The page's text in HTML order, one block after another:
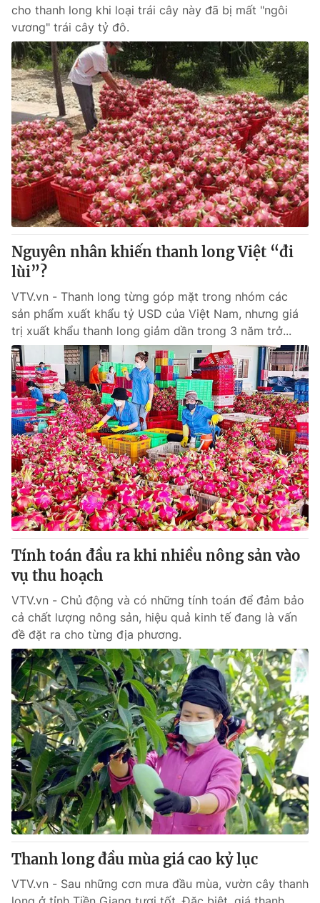
Phó Tổng Biên tập:Nguyễn Thị Mỹ Hạnh, Phạm Quốc Thắng,
Nguyễn Trọng Ninh
Tổng đài VTV:024.38 355 931 - 024.38 355 932
Ðiện thoại Thời báo VTV:024.66 897 897
Email:toasoan@vtv.vn
Liên hệ quảng cáo:024-7300.7108
® Cấm sao chép dưới mọi hình thức nếu không có sự chấp
thuận bằng văn bản. Ghi rõ nguồn VTV.vn khi phát hành lại
thông tin từ website này.
cho thanh long khi loại trái cây này đã bị mất "ngôi
vương" trái cây tỷ đô.
Nguyên nhân khiến thanh long Việt “đi
lùi”?
VTV.vn - Thanh long từng góp mặt trong nhóm các
sản phẩm xuất khẩu tỷ USD của Việt Nam, nhưng giá
trị xuất khẩu thanh long giảm dần trong 3 năm trở...
Tính toán đầu ra khi nhiều nông sản vào
vụ thu hoạch
VTV.vn - Chủ động và có những tính toán để đảm bảo
cả chất lượng nông sản, hiệu quả kinh tế đang là vấn
đề đặt ra cho từng địa phương.
Thanh long đầu mùa giá cao kỷ lục
VTV.vn - Sau những cơn mưa đầu mùa, vườn cây thanh